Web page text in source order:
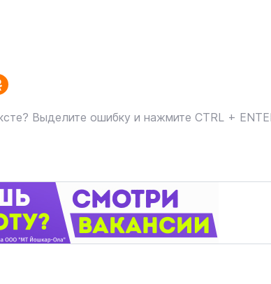
Выделите ошибку и нажмите CTRL +